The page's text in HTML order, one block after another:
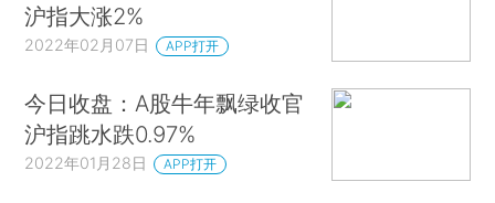
沪指大涨2%
2022年02月07日 APP打开
今日收盘：A股牛年飘绿收官
沪指跳水跌0.97%
2022年01月28日 APP打开